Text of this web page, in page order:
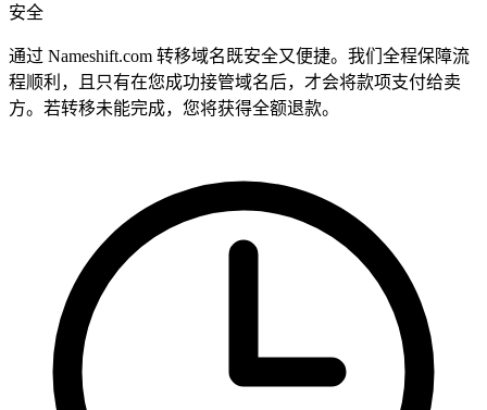
安全
通过 Nameshift.com 转移域名既安全又便捷。我们全程保障流
程顺利，且只有在您成功接管域名后，才会将款项支付给卖
方。若转移未能完成，您将获得全额退款。